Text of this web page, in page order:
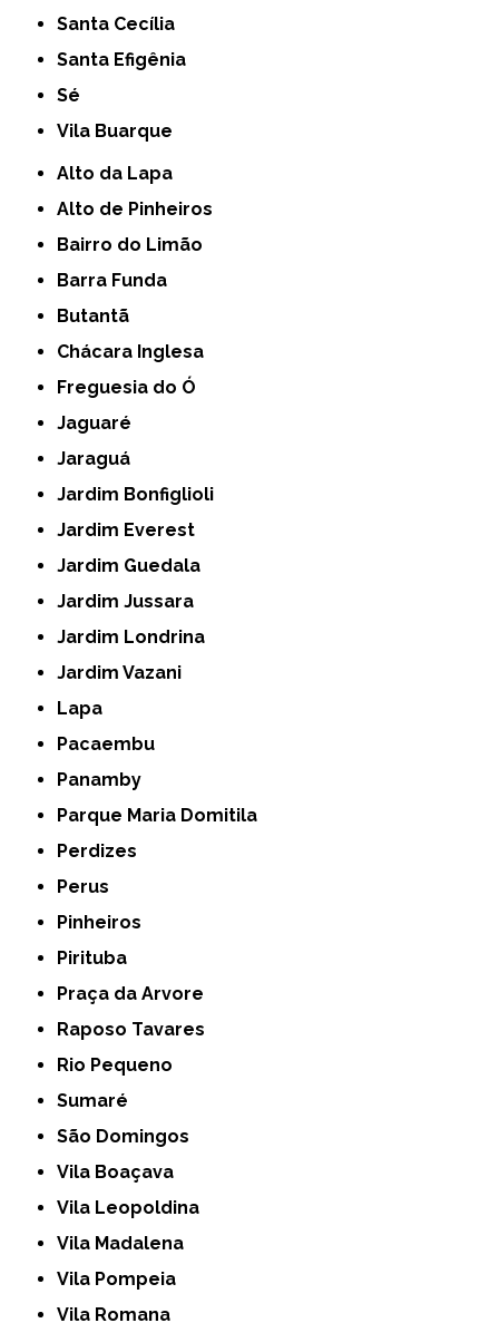
Santa Cecília
Santa Efigênia
Sé
Vila Buarque
Alto da Lapa
Alto de Pinheiros
Bairro do Limão
Barra Funda
Butantã
Chácara Inglesa
Freguesia do Ó
Jaguaré
Jaraguá
Jardim Bonfiglioli
Jardim Everest
Jardim Guedala
Jardim Jussara
Jardim Londrina
Jardim Vazani
Lapa
Pacaembu
Panamby
Parque Maria Domitila
Perdizes
Perus
Pinheiros
Pirituba
Praça da Arvore
Raposo Tavares
Rio Pequeno
Sumaré
São Domingos
Vila Boaçava
Vila Leopoldina
Vila Madalena
Vila Pompeia
Vila Romana